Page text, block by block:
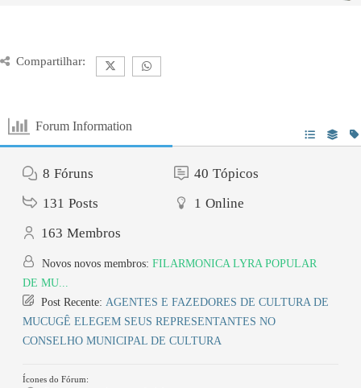
Compartilhar:
Forum Information
8 Fóruns 40 Tópicos
131 Posts 1 Online
163 Membros
Novos novos membros: FILARMONICA LYRA POPULAR
DE MU...
Post Recente: AGENTES E FAZEDORES DE CULTURA DE
MUCUGÊ ELEGEM SEUS REPRESENTANTES NO
CONSELHO MUNICIPAL DE CULTURA
Ícones do Fórum: